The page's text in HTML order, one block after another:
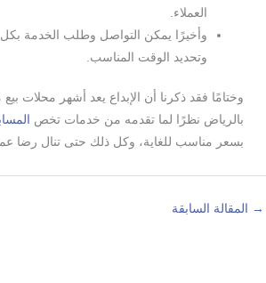
العملاء.
وأخيرًا يمكن التواصل وطلب الخدمة
وتحديد الوقت المناسب.
وختامًا فقد ذكرنا أن الإبداع يعد أشهر محلات
بالرياض نظرًا لما تقدمه من خدمات تخص
بسعر مناسب للغاية، وكل ذلك حتى تنال رضا
→ المقالة السابقة